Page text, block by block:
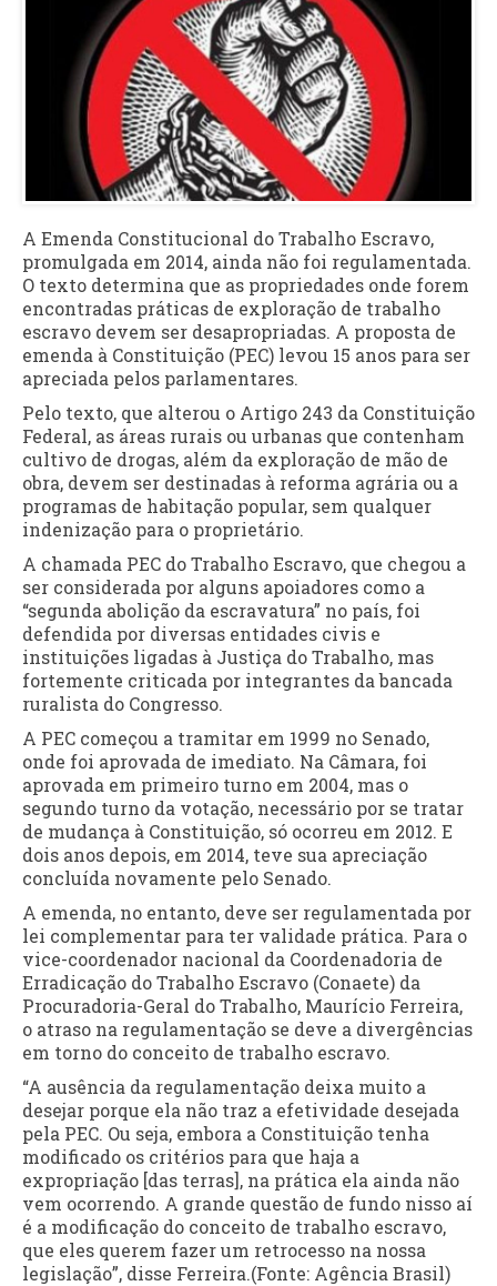
A Emenda Constitucional do Trabalho Escravo,
promulgada em 2014, ainda não foi regulamentada.
O texto determina que as propriedades onde forem
encontradas práticas de exploração de trabalho
escravo devem ser desapropriadas. A proposta de
emenda à Constituição (PEC) levou 15 anos para ser
apreciada pelos parlamentares.
Pelo texto, que alterou o Artigo 243 da Constituição
Federal, as áreas rurais ou urbanas que contenham
cultivo de drogas, além da exploração de mão de
obra, devem ser destinadas à reforma agrária ou a
programas de habitação popular, sem qualquer
indenização para o proprietário.
A chamada PEC do Trabalho Escravo, que chegou a
ser considerada por alguns apoiadores como a
“segunda abolição da escravatura” no país, foi
defendida por diversas entidades civis e
instituições ligadas à Justiça do Trabalho, mas
fortemente criticada por integrantes da bancada
ruralista do Congresso.
A PEC começou a tramitar em 1999 no Senado,
onde foi aprovada de imediato. Na Câmara, foi
aprovada em primeiro turno em 2004, mas o
segundo turno da votação, necessário por se tratar
de mudança à Constituição, só ocorreu em 2012. E
dois anos depois, em 2014, teve sua apreciação
concluída novamente pelo Senado.
A emenda, no entanto, deve ser regulamentada por
lei complementar para ter validade prática. Para o
vice-coordenador nacional da Coordenadoria de
Erradicação do Trabalho Escravo (Conaete) da
Procuradoria-Geral do Trabalho, Maurício Ferreira,
o atraso na regulamentação se deve a divergências
em torno do conceito de trabalho escravo.
“A ausência da regulamentação deixa muito a
desejar porque ela não traz a efetividade desejada
pela PEC. Ou seja, embora a Constituição tenha
modificado os critérios para que haja a
expropriação [das terras], na prática ela ainda não
vem ocorrendo. A grande questão de fundo nisso aí
é a modificação do conceito de trabalho escravo,
que eles querem fazer um retrocesso na nossa
legislação”, disse Ferreira.(Fonte: Agência Brasil)